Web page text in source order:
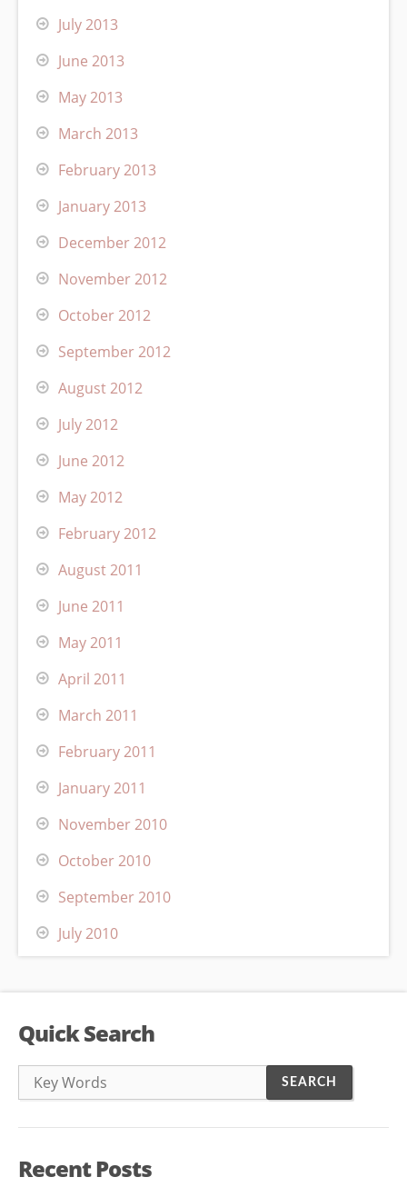
July 2013
June 2013
May 2013
March 2013
February 2013
January 2013
December 2012
November 2012
October 2012
September 2012
August 2012
July 2012
June 2012
May 2012
February 2012
August 2011
June 2011
May 2011
April 2011
March 2011
February 2011
January 2011
November 2010
October 2010
September 2010
July 2010
Quick Search
Recent Posts